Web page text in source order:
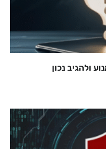
ולהגיב נכון